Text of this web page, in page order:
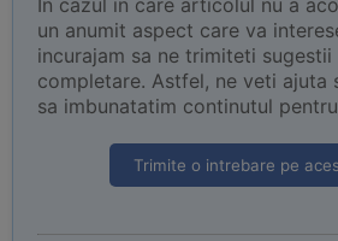
In cazul in care articolul nu a
un anumit aspect care va
incurajam sa ne trimiteti sugestii
completare. Astfel, ne veti ajuta
sa imbunatatim continutul
Trimite o intrebare pe